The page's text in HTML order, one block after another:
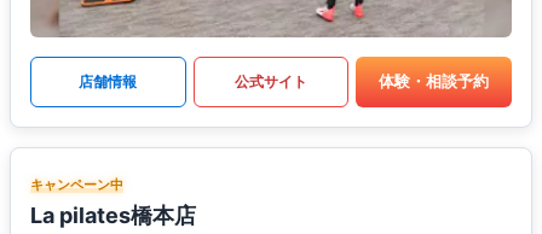
店舗情報 公式サイト 体験・相談予約
キャンペーン中
La pilates橋本店